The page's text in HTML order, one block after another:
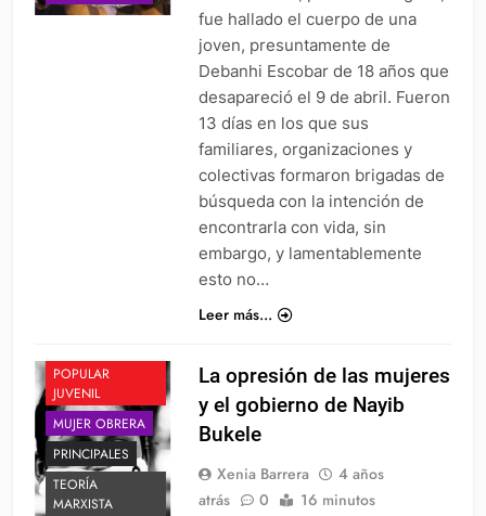
fue hallado el cuerpo de una
joven, presuntamente de
Debanhi Escobar de 18 años que
desapareció el 9 de abril. Fueron
13 días en los que sus
familiares, organizaciones y
colectivas formaron brigadas de
búsqueda con la intención de
encontrarla con vida, sin
embargo, y lamentablemente
esto no…
Leer más...
POPULAR
JUVENIL
MUJER OBRERA
PRINCIPALES
TEORÍA
MARXISTA
La opresión de las mujeres
y el gobierno de Nayib
Bukele
Xenia Barrera
4 años
atrás
0 16 minutos